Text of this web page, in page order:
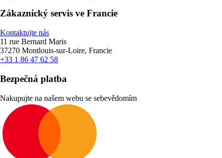
Zákaznický servis ve Francie
Kontaktujte nás
11 rue Bernard Maris
37270 Montlouis-sur-Loire, Francie
+33 1 86 47 62 58
Bezpečná platba
Nakupujte na našem webu se sebevědomím